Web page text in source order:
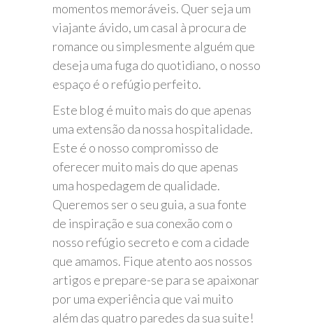
momentos memoráveis. Quer seja um
viajante ávido, um casal à procura de
romance ou simplesmente alguém que
deseja uma fuga do quotidiano, o nosso
espaço é o refúgio perfeito.
Este blog é muito mais do que apenas
uma extensão da nossa hospitalidade.
Este é o nosso compromisso de
oferecer muito mais do que apenas
uma hospedagem de qualidade.
Queremos ser o seu guia, a sua fonte
de inspiração e sua conexão com o
nosso refúgio secreto e com a cidade
que amamos. Fique atento aos nossos
artigos e prepare-se para se apaixonar
por uma experiência que vai muito
além das quatro paredes da sua suite!